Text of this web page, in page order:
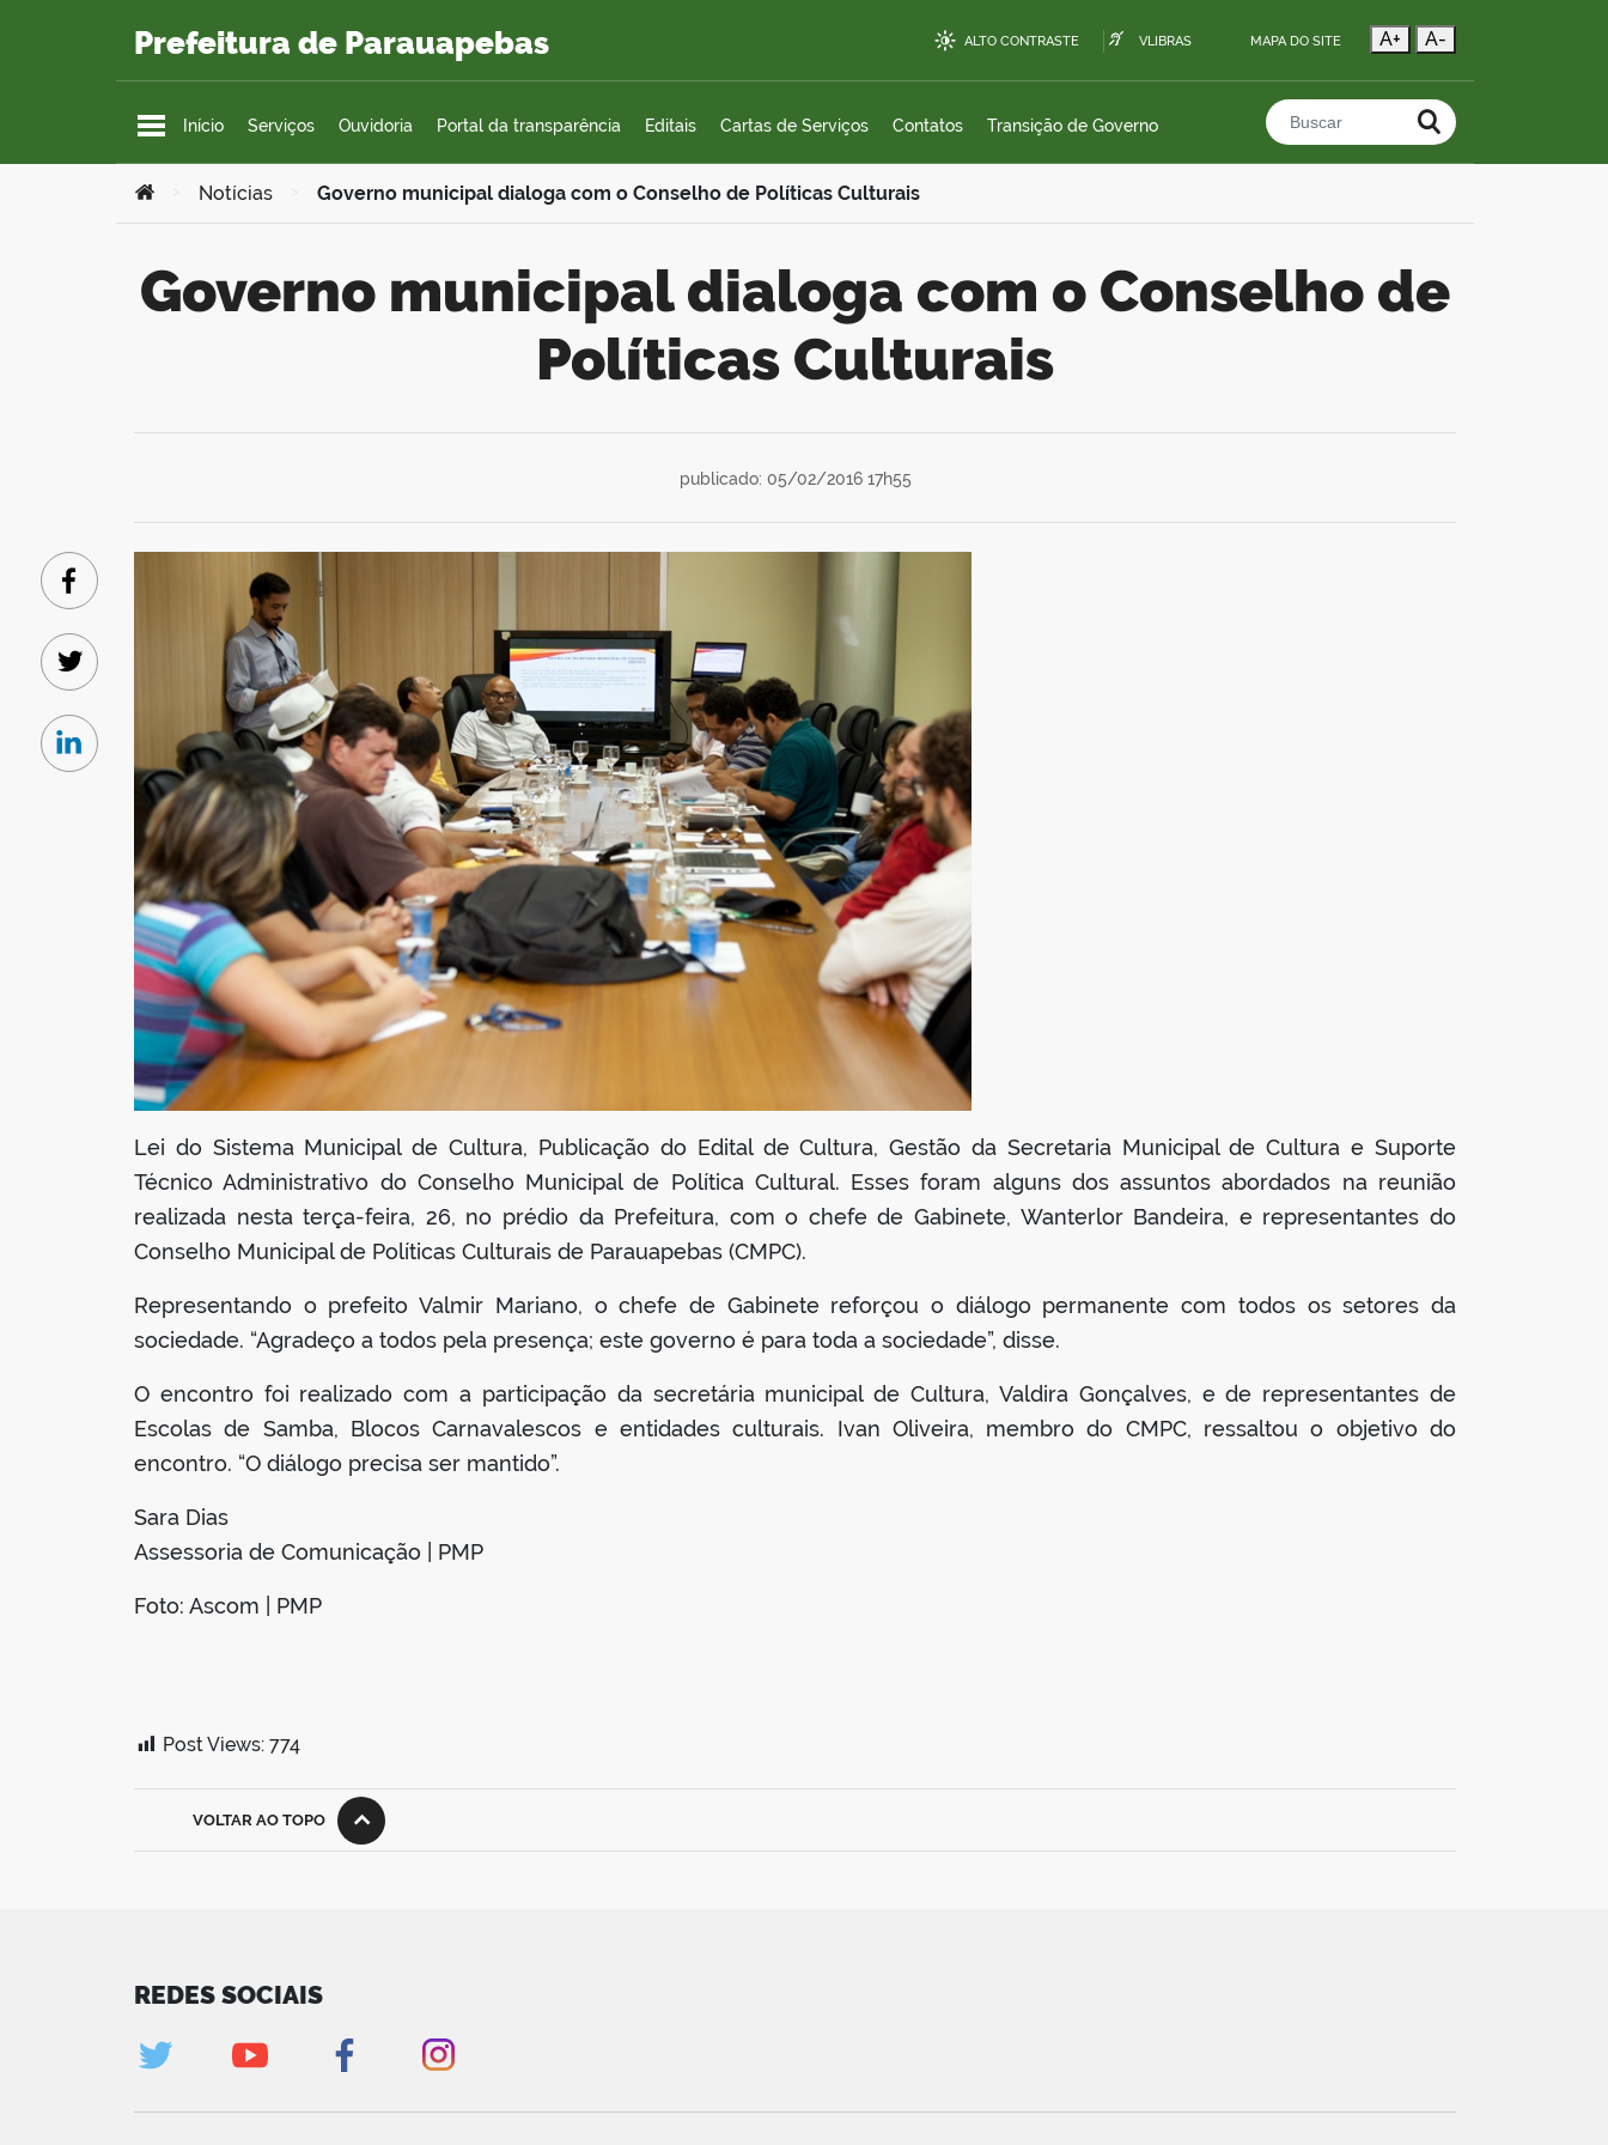
Prefeitura de Parauapebas ALTO CONTRASTE VLIBRAS MAPA DO SITE A+ A-
Início Serviços Ouvidoria Portal da transparência Editais Cartas de Serviços Contatos Transição de Governo Buscar no portal
Você está aqui:
Notícias Governo municipal dialoga com o Conselho de Políticas Culturais
Governo municipal dialoga com o Conselho de
Políticas Culturais
publicado: 05/02/2016 17h55
Lei do Sistema Municipal de Cultura, Publicação do Edital de Cultura, Gestão da Secretaria Municipal de Cultura e Suporte
Técnico Administrativo do Conselho Municipal de Política Cultural. Esses foram alguns dos assuntos abordados na reunião
realizada nesta terça-feira, 26, no prédio da Prefeitura, com o chefe de Gabinete, Wanterlor Bandeira, e representantes do
Conselho Municipal de Políticas Culturais de Parauapebas (CMPC).
Representando o prefeito Valmir Mariano, o chefe de Gabinete reforçou o diálogo permanente com todos os setores da
sociedade. “Agradeço a todos pela presença; este governo é para toda a sociedade”, disse.
O encontro foi realizado com a participação da secretária municipal de Cultura, Valdira Gonçalves, e de representantes de
Escolas de Samba, Blocos Carnavalescos e entidades culturais. Ivan Oliveira, membro do CMPC, ressaltou o objetivo do
encontro. “O diálogo precisa ser mantido”.
Sara Dias
Assessoria de Comunicação | PMP
Foto: Ascom | PMP
Facebook
Twitter
Linkedin
Post Views: 774
VOLTAR AO TOPO
REDES SOCIAIS